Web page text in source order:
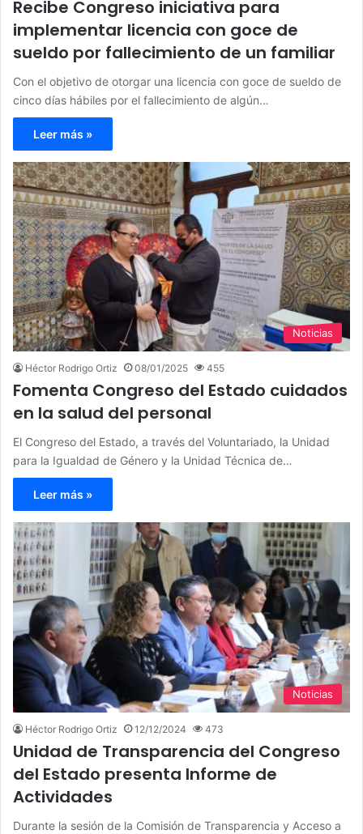
Recibe Congreso iniciativa para
implementar licencia con goce de
sueldo por fallecimiento de un familiar
Con el objetivo de otorgar una licencia con goce de sueldo de
cinco días hábiles por el fallecimiento de algún…
Leer más »
Noticias
Héctor Rodrigo Ortiz 08/01/2025 455
Fomenta Congreso del Estado cuidados
en la salud del personal
El Congreso del Estado, a través del Voluntariado, la Unidad
para la Igualdad de Género y la Unidad Técnica de…
Leer más »
Noticias
Héctor Rodrigo Ortiz 12/12/2024 473
Unidad de Transparencia del Congreso
del Estado presenta Informe de
Actividades
Durante la sesión de la Comisión de Transparencia y Acceso a